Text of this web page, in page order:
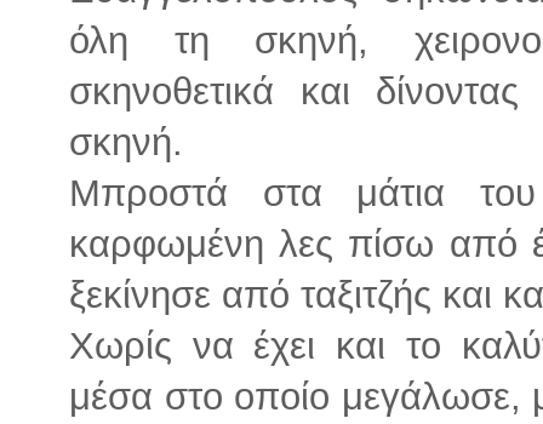
όλη τη σκηνή,
σκηνοθετικά και
σκηνή.
Μπροστά στα μάτια του
καρφωμένη λες πίσω από
ξεκίνησε από ταξιτζής και
Χωρίς να έχει και το
μέσα στο οποίο μεγάλωσε,